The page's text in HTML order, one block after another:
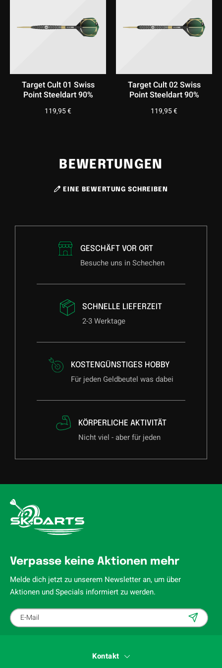
Target Cult 01 Swiss
Point Steeldart 90%
119,95€
Target Cult 02 Swiss
Point Steeldart 90%
119,95€
BEWERTUNGEN
EINE BEWERTUNG SCHREIBEN
GESCHÄFT VOR ORT
Besuche uns in Schechen
SCHNELLE LIEFERZEIT
2-3 Werktage
KOSTENGÜNSTIGES HOBBY
Für jeden Geldbeutel was dabei
KÖRPERLICHE AKTIVITÄT
Nicht viel - aber für jeden
Verpasse keine Aktionen mehr
Melde dich jetzt zu unserem Newsletter an, um über
Aktionen und Specials informiert zu werden.
Kontakt